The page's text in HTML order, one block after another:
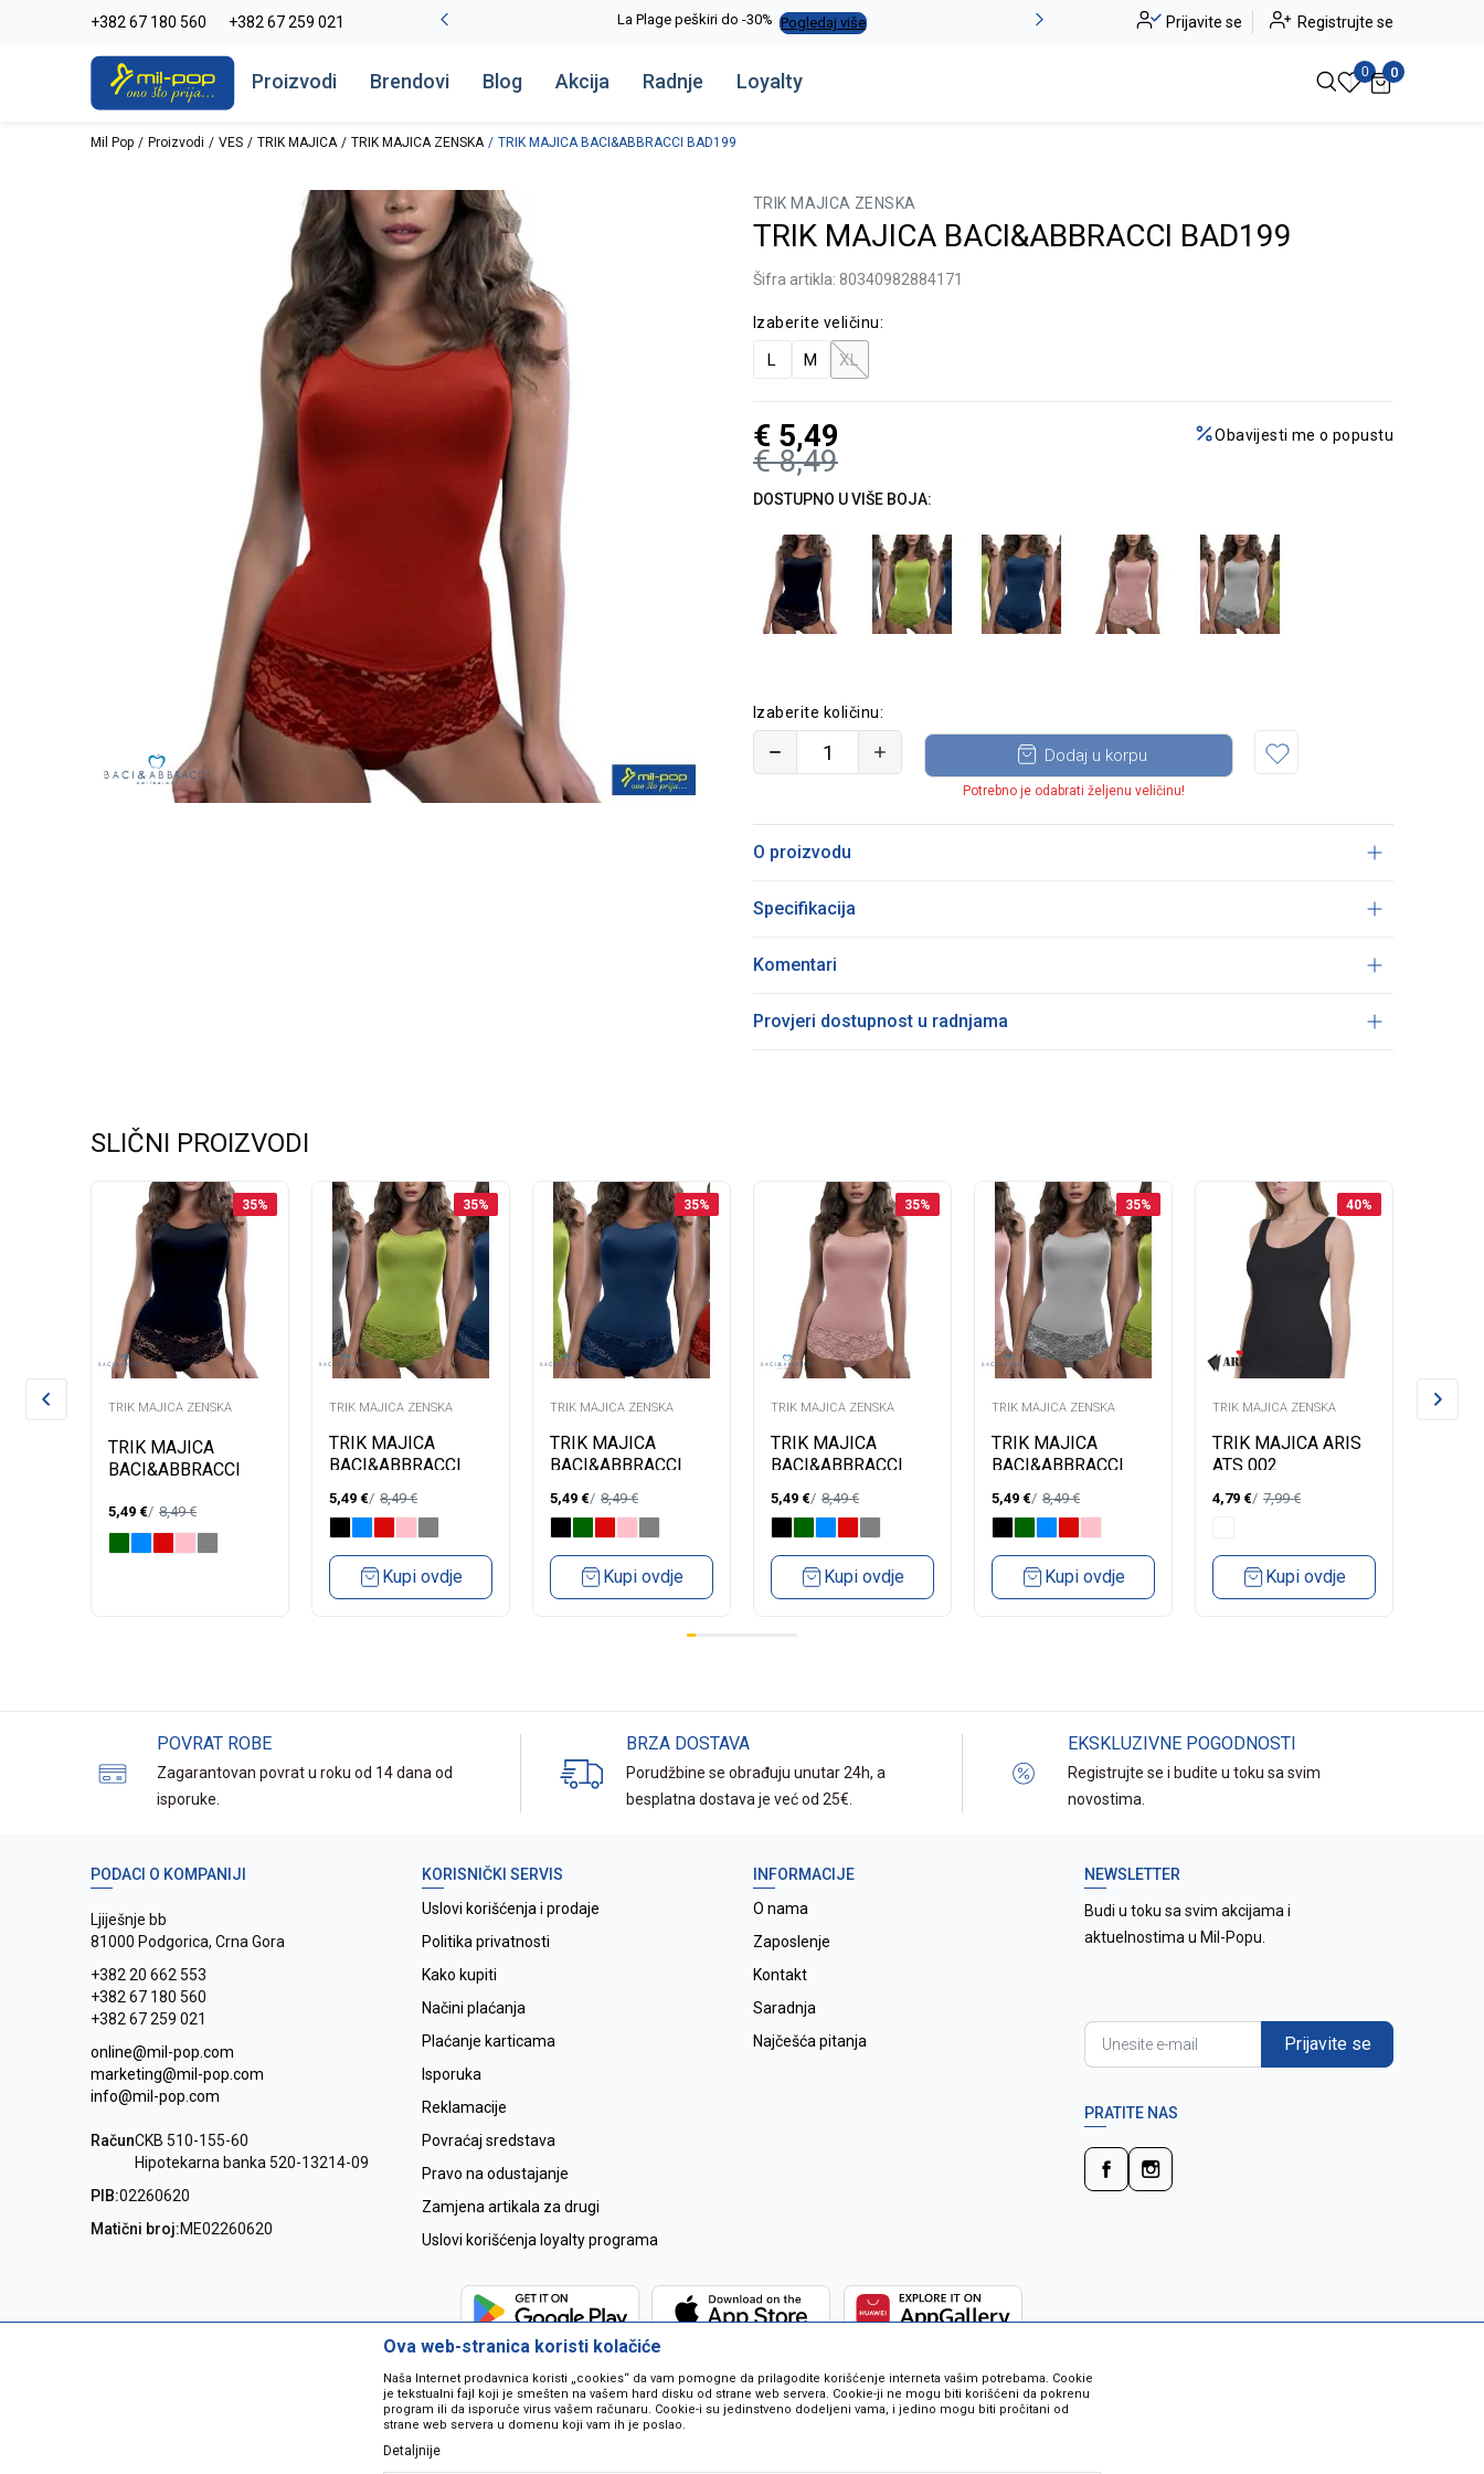
+382 67 180 560 +382 67 259 021
-20% na kompletan asortiman Pogledaj više La Plage peškiri do -30% Pogledaj više Alma Ras do -50% Pogledaj više
Prijavite se Registrujte se
Proizvodi Brendovi Blog Akcija Radnje Loyalty 0 0
Mil Pop Proizvodi VES TRIK MAJICA TRIK MAJICA ZENSKA TRIK MAJICA BACI&ABBRACCI BAD199
TRIK MAJICA ZENSKA
TRIK MAJICA BACI&ABBRACCI BAD199
Šifra artikla: 80340982884171
Izaberite veličinu:
L M XL
€ 8,49
€ 5,49 Obavijesti me o popustu
DOSTUPNO U VIŠE BOJA:
Izaberite količinu:
Dodaj u korpu
Potrebno je odabrati željenu veličinu!
O proizvodu
Specifikacija
Komentari
Provjeri dostupnost u radnjama
SLIČNI PROIZVODI
35%
TRIK MAJICA ZENSKA
TRIK MAJICA
BACI&ABBRACCI
5,49 € 8,49€
35%
TRIK MAJICA ZENSKA
TRIK MAJICA
BACI&ABBRACCI
5,49 € 8,49€
Kupi ovdje
35%
TRIK MAJICA ZENSKA
TRIK MAJICA
BACI&ABBRACCI
5,49 € 8,49€
Kupi ovdje
35%
TRIK MAJICA ZENSKA
TRIK MAJICA
BACI&ABBRACCI
5,49 € 8,49€
Kupi ovdje
35%
TRIK MAJICA ZENSKA
TRIK MAJICA
BACI&ABBRACCI
5,49 € 8,49€
Kupi ovdje
40%
TRIK MAJICA ZENSKA
TRIK MAJICA ARIS
ATS 002
4,79 € 7,99€
Kupi ovdje
TRIK
POVRAT ROBE
Zagarantovan povrat u roku od 14 dana od
isporuke.
BRZA DOSTAVA
Porudžbine se obrađuju unutar 24h, a
besplatna dostava je već od 25€.
EKSKLUZIVNE POGODNOSTI
Registrujte se i budite u toku sa svim
novostima.
PODACI O KOMPANIJI
Ljiješnje bb
81000 Podgorica, Crna Gora
+382 20 662 553
+382 67 180 560
+382 67 259 021
online@mil-pop.com
marketing@mil-pop.com
info@mil-pop.com
RačunCKB 510-155-60
Hipotekarna banka 520-13214-09
PIB:02260620
Matični broj:ME02260620
KORISNIČKI SERVIS
Uslovi korišćenja i prodaje
Politika privatnosti
Kako kupiti
Načini plaćanja
Plaćanje karticama
Isporuka
Reklamacije
Povraćaj sredstava
Pravo na odustajanje
Zamjena artikala za drugi
Uslovi korišćenja loyalty programa
INFORMACIJE
O nama
Zaposlenje
Kontakt
Saradnja
Najčešća pitanja
NEWSLETTER
Budi u toku sa svim akcijama i
aktuelnostima u Mil-Popu.
Prijavite se
PRATITE NAS
Nastojimo da budemo što precizniji u opisu proizvoda, prikazu slika i samih cijena ali ne možemo garantovati da su sve informacije kompletne i bez
Ova web-stranica koristi kolačiće
Naša Internet prodavnica koristi „cookies“ da vam pomogne da prilagodite korišćenje interneta vašim potrebama. Cookie
je tekstualni fajl koji je smešten na vašem hard disku od strane web servera. Cookie-ji ne mogu biti korišćeni da pokrenu
program ili da isporuče virus vašem računaru. Cookie-i su jedinstveno dodeljeni vama, i jedino mogu biti pročitani od
strane web servera u domenu koji vam ih je poslao.
Detaljnije